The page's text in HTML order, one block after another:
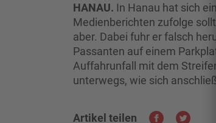
HANAU. In Hanau hat sich
Medienberichten zufolge
aber. Dabei fuhr er falsch
Passanten auf einem
Auffahrunfall mit dem
unterwegs, wie sich
Artikel teilen